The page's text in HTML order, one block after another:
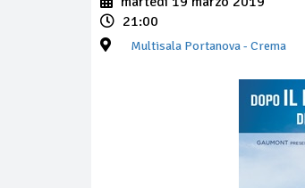
21:00
Multisala Portanova- Crema